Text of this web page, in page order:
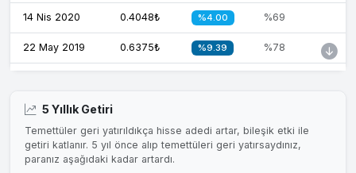
14 Nis 2020 0.4048₺ %4.00 %69
22 May 2019 0.6375₺ %9.39 %78
10 May 2017
11 May 2016 1.0200₺ %7.38 %335
6 May 2015
5 Yıllık Getiri
Temettüler geri yatırıldıkça hisse adedi artar, bileşik etki ile
getiri katlanır. 5 yıl önce alıp temettüleri geri yatırsaydınız,
paranız aşağıdaki kadar artardı.